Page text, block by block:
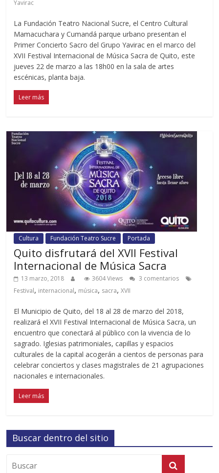
Yavirac
La Fundación Teatro Nacional Sucre, el Centro Cultural
Mamacuchara y Cumandá parque urbano presentan el
Primer Concierto Sacro del Grupo Yavirac en el marco del
XVII Festival Internacional de Música Sacra de Quito, este
jueves 22 de marzo a las 18h00 en la sala de artes
escénicas, planta baja.
Leer más
Cultura Fundación Teatro Sucre Portada
Quito disfrutará del XVII Festival
Internacional de Música Sacra
13 marzo, 2018 3604 Views
3 comentarios
Festival, internacional, música, sacra,XVII
El Municipio de Quito, del 18 al 28 de marzo del 2018,
realizará el XVII Festival Internacional de Música Sacra, un
encuentro que conectará al público con la vivencia de lo
sagrado. Iglesias patrimoniales, capillas y espacios
culturales de la capital acogerán a cientos de personas para
celebrar conciertos y clases magistrales de 21 agrupaciones
nacionales e internacionales.
Leer más
Buscar dentro del sitio